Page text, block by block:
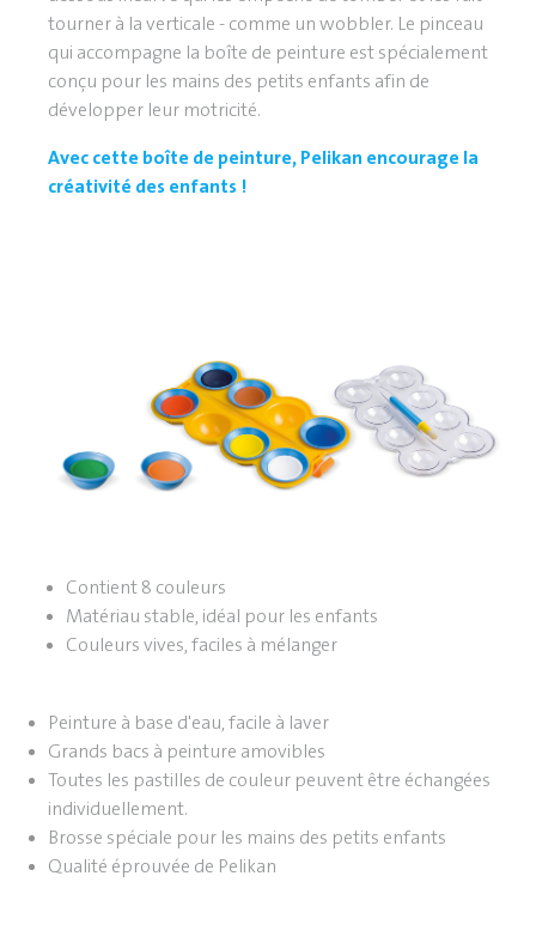
tourner à la verticale - comme un wobbler. Le pinceau
qui accompagne la boîte de peinture est spécialement
conçu pour les mains des petits enfants afin de
développer leur motricité.
Avec cette boîte de peinture, Pelikan encourage la
créativité des enfants !
Contient 8 couleurs
Matériau stable, idéal pour les enfants
Couleurs vives, faciles à mélanger
Peinture à base d'eau, facile à laver
Grands bacs à peinture amovibles
Toutes les pastilles de couleur peuvent être échangées
individuellement.
Brosse spéciale pour les mains des petits enfants
Qualité éprouvée de Pelikan